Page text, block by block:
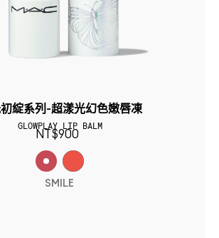
綻系列-超漾光幻色嫩唇凍
GLOWPLAY LIP BALM
NT$900
SMILE